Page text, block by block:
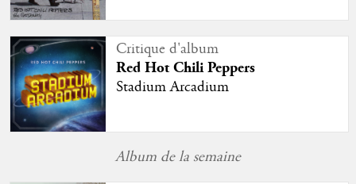
Critique d'album
Red Hot Chili Peppers
Stadium Arcadium
Album de la semaine